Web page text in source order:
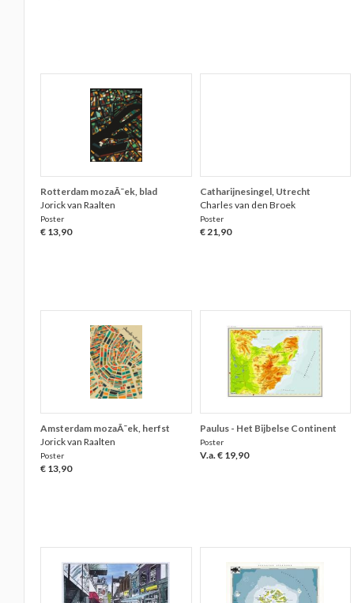
Rotterdam mozaÃ¯ek, blad
Jorick van Raalten
Poster
€ 13,90
Catharijnesingel, Utrecht
Charles van den Broek
Poster
€ 21,90
Amsterdam mozaÃ¯ek, herfst
Jorick van Raalten
Poster
€ 13,90
Paulus - Het Bijbelse Continent
Poster
V.a. € 19,90